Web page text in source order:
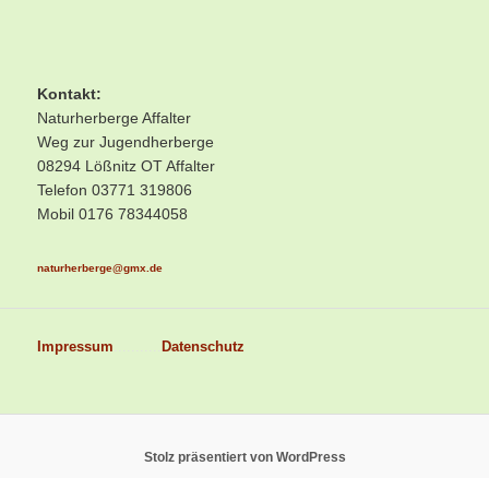
Kontakt:
Naturherberge Affalter
Weg zur Jugendherberge
08294 Lößnitz OT Affalter
Telefon 03771 319806
Mobil 0176 78344058
naturherberge@gmx.de
Impressum Datenschutz
Stolz präsentiert von WordPress